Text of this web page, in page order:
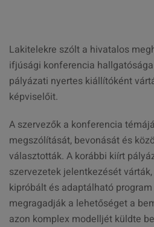
Lakitelekre szólt a hivatalos
ifjúsági konferencia
pályázati nyertes kiállítóként
képviselőit.
A szervezők a konferencia
megszólítását, bevonását és
választották. A korábbi kiírt
szervezetek jelentkezését
kipróbált és adaptálható
megragadják a lehetőséget a
azon komplex modelljét küldte